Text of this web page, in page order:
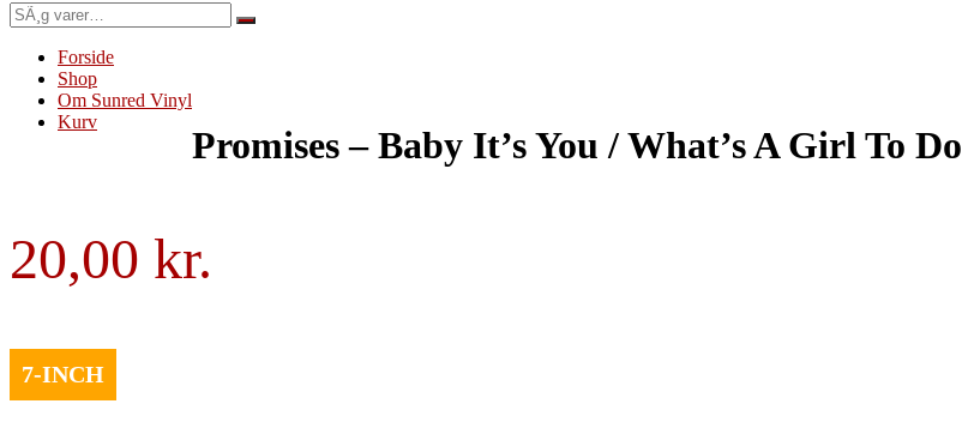
SÃ¸g
efter:
Forside
Shop
Om Sunred Vinyl
Kurv
Promises – Baby It’s You / What’s A Girl To Do
20,00